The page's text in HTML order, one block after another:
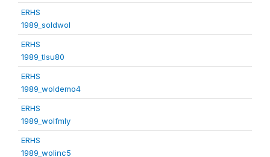
ERHS
1989_soldwol
ERHS
1989_tlsu80
ERHS
1989_woldemo4
ERHS
1989_wolfmly
ERHS
1989_wolinc5